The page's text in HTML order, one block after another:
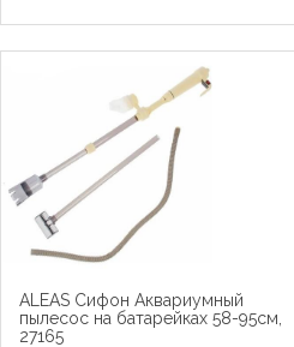
ALEAS Сифон Аквариумный
пылесос на батарейках 58-95см,
27165